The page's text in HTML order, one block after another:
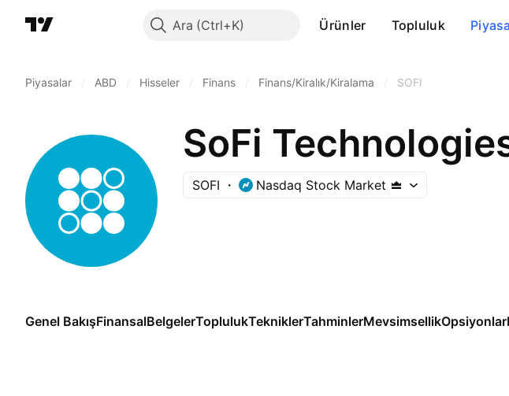
Ara Ürünler Topluluk
Piyasalar ABD Hisseler Finans Finans/Kiralık/Kiralama SOFI
SoFi
SOFI Nasdaq Stock Market
Genel BakışFinansalBelgelerToplulukTekniklerTahminlerMevsimsellikOpsiyonlar